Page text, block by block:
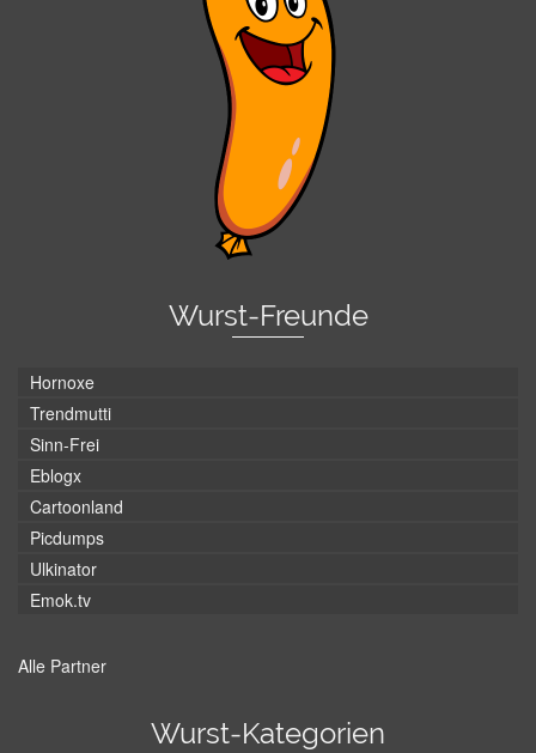
Wurst-Freunde
Hornoxe
Trendmutti
Sinn-Frei
Eblogx
Cartoonland
Picdumps
Ulkinator
Emok.tv
Alle Partner
Wurst-Kategorien